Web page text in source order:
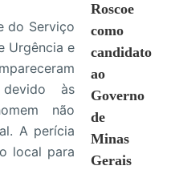
do Serviço
Urgência e
às
não
A perícia
local para
Roscoe
como
candidato
ao
Governo
de
Minas
Gerais